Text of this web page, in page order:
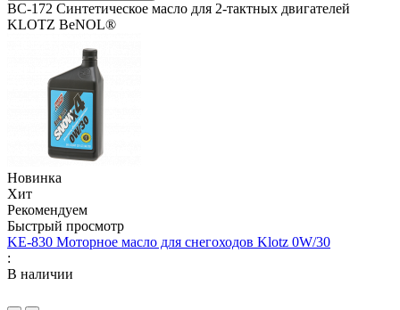
BC-172 Синтетическое масло для 2-тактных двигателей
KLOTZ BeNOL®
Новинка
Хит
Рекомендуем
Быстрый просмотр
KE-830 Моторное масло для снегоходов Klotz 0W/30
:
В наличии